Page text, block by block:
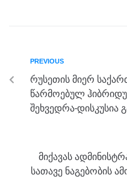
b
o
o
k
g
er
m
PREVIOUS
რუსეთის მიერ
წარმოებულ
შეხვედრა-დისკუსია
მიქავას
სათავე ნაგებობის